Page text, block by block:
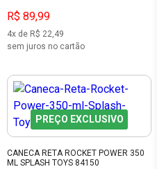
R$ 89,99
4x de R$ 22,49
sem juros no cartão
PREÇO EXCLUSIVO
CANECA RETA ROCKET POWER 350
ML SPLASH TOYS 84150